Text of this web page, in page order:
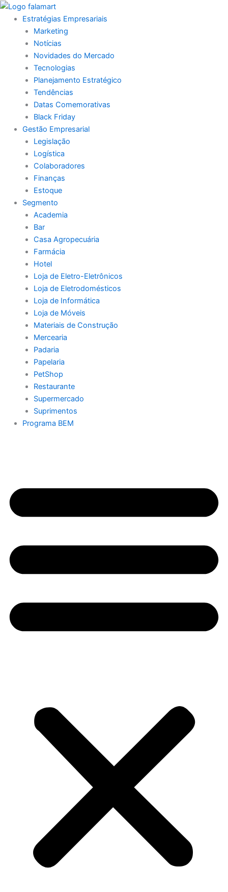
Ir
para
conteúdo
Estratégias Empresariais
Marketing
Notícias
Novidades do Mercado
Tecnologias
Planejamento Estratégico
Tendências
Datas Comemorativas
Black Friday
Gestão Empresarial
Legislação
Logística
Colaboradores
Finanças
Estoque
Segmento
Academia
Bar
Casa Agropecuária
Farmácia
Hotel
Loja de Eletro-Eletrônicos
Loja de Eletrodomésticos
Loja de Informática
Loja de Móveis
Materiais de Construção
Mercearia
Padaria
Papelaria
PetShop
Restaurante
Supermercado
Suprimentos
Programa BEM